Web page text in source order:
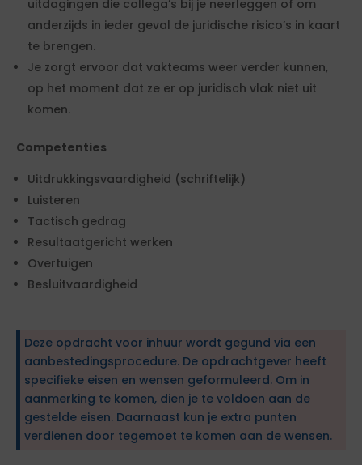
uitdagingen die collega’s bij je neerleggen of om
anderzijds in ieder geval de juridische risico’s in kaart
te brengen.
Je zorgt ervoor dat vakteams weer verder kunnen,
op het moment dat ze er op juridisch vlak niet uit
komen.
Competenties
Uitdrukkingsvaardigheid (schriftelijk)
Luisteren
Tactisch gedrag
Resultaatgericht werken
Overtuigen
Besluitvaardigheid
Deze opdracht voor inhuur wordt gegund via een
aanbestedingsprocedure. De opdrachtgever heeft
specifieke eisen en wensen geformuleerd. Om in
aanmerking te komen, dien je te voldoen aan de
gestelde eisen. Daarnaast kun je extra punten
verdienen door tegemoet te komen aan de wensen.